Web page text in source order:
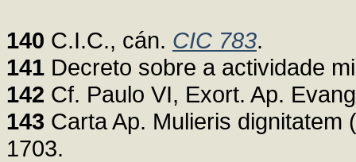
140 C.I.C., cán. CIC 783.
141 Decreto sobre a actividade
142 Cf. Paulo VI, Exort. Ap.
143 Carta Ap. Mulieris
1703.